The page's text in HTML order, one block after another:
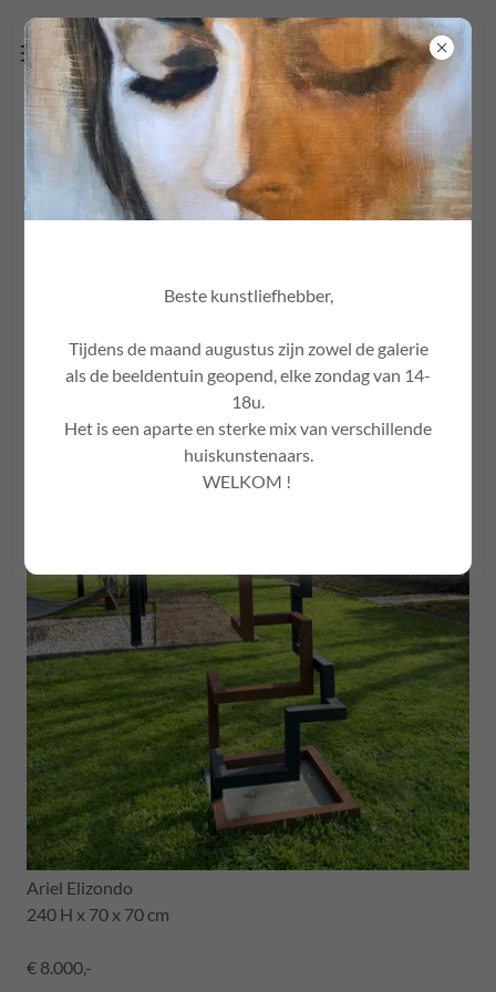
ARTWORKS ARIEL ELIZONDO ON
SHOW.
Ariel Elizondo
240 H x 70 x 70 cm
€ 8.000,-
Beste kunstliefhebber,
Tijdens de maand augustus zijn zowel de galerie
als de beeldentuin geopend, elke zondag van 14-
18u.
Het is een aparte en sterke mix van verschillende
huiskunstenaars.
WELKOM !